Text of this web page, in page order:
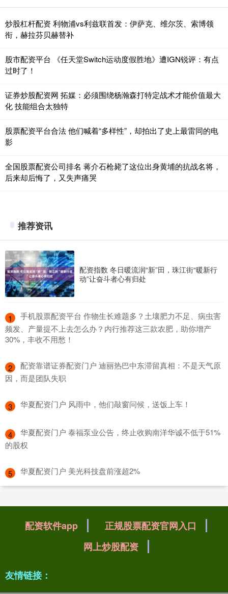
炒股杠杆配资 利物浦vs利兹联首发：伊萨克、维尔茨、索博领
衔，赫拉芬贝赫替补
股市配资平台 《任天堂Switch运动度假胜地》遭IGN锐评：有点
过时了！
证券炒股配资网 拓媒：必须围绕杨瀚森打特定战术才能价值最大
化 技能组合太独特
股票配资平台合法 他们喊着“多样性”，却拍出了史上最雷同的电
影
全国股票配资公司排名 蒋介石枪毙了这位出身黄埔的抗战名将，
后来却后悔了，又失声痛哭
推荐资讯
配资指数 冬日暖流润“新”田，珠江街“暖新行
动”让奋斗者心有归处
1
​手机股票配资平台 作物生长难题多？土壤肥力不足、病虫害
频发、产量提不上去怎么办？内行推荐这三款农肥，助你增产
30%，丰收不用愁！
2
​配资靠谱证券配资门户 迪丽热巴中东滞留真相：不是天气原
因，而是团队失职
3 ​华夏配资门户 风雨中，他们敲窗问候，送饭上车！
4
​华夏配资门户 泰福泵业公告，终止收购南洋华诚不低于51%
的股权
5 ​华夏配资门户 美光科技盘前涨超2%
配资软件app
正规股票配资官网入口
网上炒股配资
友情链接：